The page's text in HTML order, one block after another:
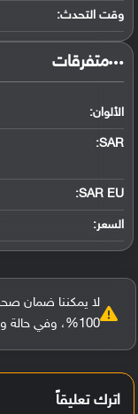
وقت التحدث:
‏متفرقات‏
الألوان:
SAR
:
SAR EU:
السعر:
لا يمكننا ضمان
100%، وفي حالة وجود خطأ يُرجى
اترك تعليقاً